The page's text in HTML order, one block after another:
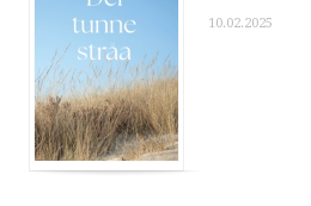
10.02.2025